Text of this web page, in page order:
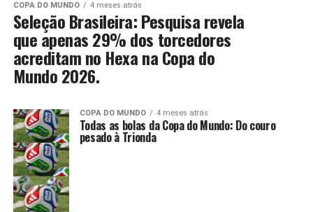
COPA DO MUNDO 4 meses atrás
Seleção Brasileira: Pesquisa revela
que apenas 29% dos torcedores
acreditam no Hexa na Copa do
Mundo 2026.
COPA DO MUNDO 4 meses atrás
Todas as bolas da Copa do Mundo: Do couro
pesado à Trionda